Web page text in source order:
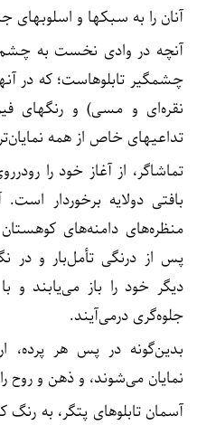
آنان را به سبکها و
آنچه در وادی نخست به چشم
چشمگیر تابلوهاست؛ که در
نقره‌ای و مسی) و رنگهای
تداعیهای خاص از همه
تماشاگر، از آغاز خود را
بافتی دولایه برخوردار
منظره‌های دامنه‌های
پس از درنگی تأمل‌بار و در
دیگر خود را باز می‌یابند و
جلوه‌گری درمی‌آیند.
بدین‌گونه در پس هر پرده،
نمایان می‌شوند، و ذهن و روح
آسمان تابلوهای پتگر، به